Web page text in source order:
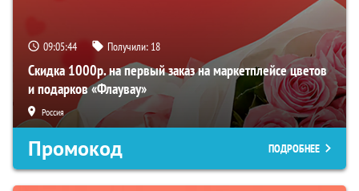
09:05:43 Получили: 18
Скидка 1000р. на первый заказ на маркетплейсе цветов
и подарков «Флаувау»
Россия
Промокод ПОДРОБНЕЕ